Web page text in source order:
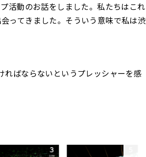
活動のお話をしました。私たちはこれ
ってきました。そういう意味で私は渋
ばならないというプレッシャーを感